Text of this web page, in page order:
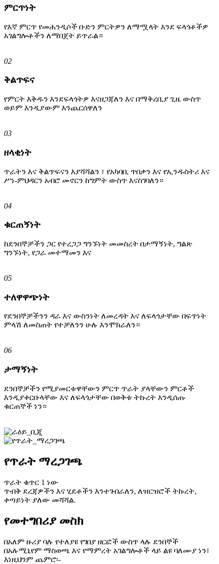
ምርጥነት
የእኛ ምርጥ የመሐንዲሶች ቡድን ምርትዎን ለማሟላት እንደ ፍላጎቶችዎ
አገልግሎቶችን ለማበጀት ይጥራል።
02
ቅልጥፍና
የምርት እቅዱን እንደፍላጎትዎ እናዘጋጃለን እና በማቅረቢያ ጊዜ ውስጥ
ወይም እንዲያውም እንጨርሰዋለን
03
ዘላቂነት
ጥራትን እና ቅልጥፍናን እያሻሻልን ፣ የአካባቢ ጥበቃን እና የኢንዱስትሪ እና
ሥነ-ምህዳርን አብሮ መኖርን ከግምት ውስጥ እናስገባለን።
04
ቁርጠኝነት
ከደንበኞቻችን ጋር የተረጋጋ ግንኙነት መመስረት በታማኝነት, ግልጽ
ግንኙነት, የጋራ መተማመን እና
05
ተለዋዋጭነት
የደንበኞቻችንን ዳራ እና ውስንነት ለመረዳት እና ለፍላጎታቸው በፍጥነት
ምላሽ ለመስጠት የተቻለንን ሁሉ እንሞክራለን።
06
ታማኝነት
ደንበኞቻችን የሚያመርቱዋቸውን ምርጥ ጥራት ያላቸውን ምርቶች
እንዲያቀርቡላቸው እና ለፍላጎታቸው በወቅቱ ትኩረት እንዲሰጡ
ቁርጠኞች ነን።
የጥራት ማረጋገጫ
ጥራት ቁጥር 1 ነው
ጥብቅ ደረጃዎችን እና ሂደቶችን እንተገብራለን, ለዝርዝሮች ትኩረት,
ቀጣይነት ያለው መሻሻል.
የመተግበሪያ መስክ
በአለም ዙሪያ ባሉ የተለያዩ የገበያ ዘርፎች ውስጥ ላሉ ደንበኞች
በአሉሚኒየም ማስወጫ እና የማምረት አገልግሎቶች ላይ ልዩ ባለሙያ ነን፣
እነዚህንም ጨምሮ፡-